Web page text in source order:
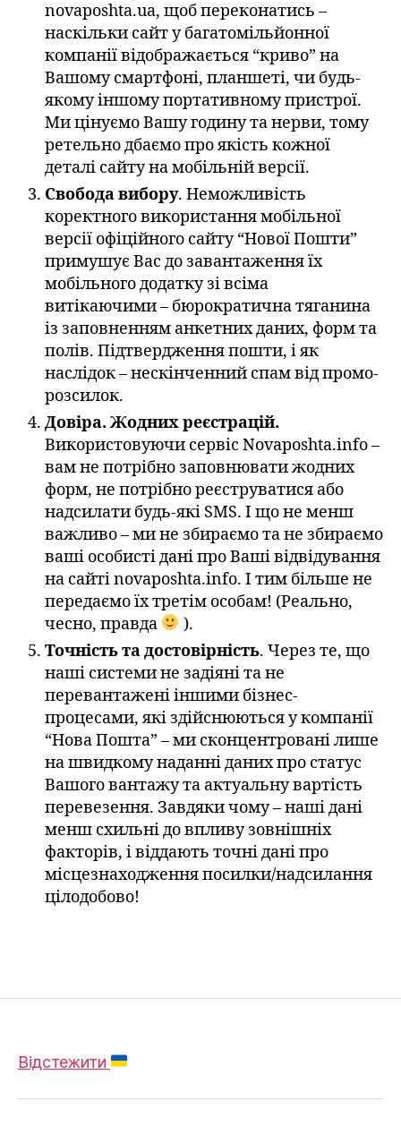
novaposhta.ua, щоб переконатись –
наскільки сайт у багатомільйонної
компанії відображається “криво” на
Вашому смартфоні, планшеті, чи будь-
якому іншому портативному пристрої.
Ми цінуємо Вашу годину та нерви, тому
ретельно дбаємо про якість кожної
деталі сайту на мобільній версії.
Свобода вибору. Неможливість
коректного використання мобільної
версії офіційного сайту “Нової Пошти”
примушує Вас до завантаження їх
мобільного додатку зі всіма
витікаючими – бюрократична тяганина
із заповненням анкетних даних, форм та
полів. Підтвердження пошти, і як
наслідок – нескінченний спам від промо-
розсилок.
Довіра. Жодних реєстрацій.
Використовуючи сервіс Novaposhta.info –
вам не потрібно заповнювати жодних
форм, не потрібно реєструватися або
надсилати будь-які SMS. І що не менш
важливо – ми не збираємо та не збираємо
ваші особисті дані про Ваші відвідування
на сайті novaposhta.info. І тим більше не
передаємо їх третім особам! (Реально,
чесно, правда
).
Точність та достовірність. Через те, що
наші системи не задіяні та не
перевантажені іншими бізнес-
процесами, які здійснюються у компанії
“Нова Пошта” – ми сконцентровані лише
на швидкому наданні даних про статус
Вашого вантажу та актуальну вартість
перевезення. Завдяки чому – наші дані
менш схильні до впливу зовнішніх
факторів, і віддають точні дані про
місцезнаходження посилки/надсилання
цілодобово!
Відстежити